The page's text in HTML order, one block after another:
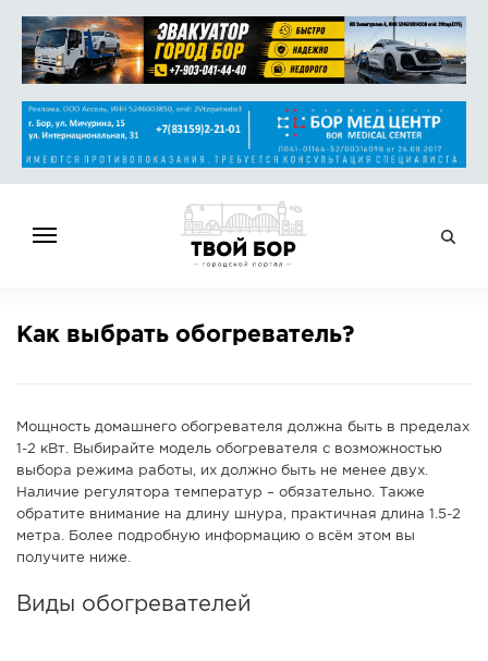
НОВОСТИ
РАБОТА
АФИША
СПРАВКА
СТАТЬИ
Как выбрать обогреватель?
Мощность домашнего обогревателя должна быть в пределах
1-2 кВт. Выбирайте модель обогревателя с возможностью
выбора режима работы, их должно быть не менее двух.
Наличие регулятора температур – обязательно. Также
обратите внимание на длину шнура, практичная длина 1.5-2
метра. Более подробную информацию о всём этом вы
получите ниже.
Виды обогревателей